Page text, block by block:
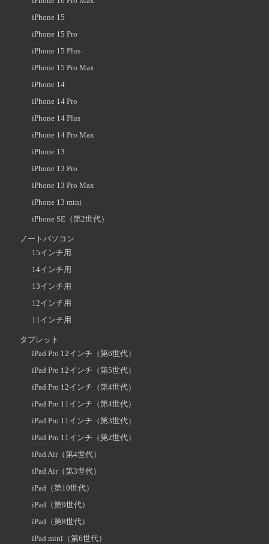
iPhone 15
iPhone 15 Pro
iPhone 15 Plus
iPhone 15 Pro Max
iPhone 14
iPhone 14 Pro
iPhone 14 Plus
iPhone 14 Pro Max
iPhone 13
iPhone 13 Pro
iPhone 13 Pro Max
iPhone 13 mini
iPhone SE（第2世代）
ノートパソコン
15インチ用
14インチ用
13インチ用
12インチ用
11インチ用
タブレット
iPad Pro 12インチ（第6世代）
iPad Pro 12インチ（第5世代）
iPad Pro 12インチ（第4世代）
iPad Pro 11インチ（第4世代）
iPad Pro 11インチ（第3世代）
iPad Pro 11インチ（第2世代）
iPad Air（第4世代）
iPad Air（第3世代）
iPad（第10世代）
iPad（第9世代）
iPad（第8世代）
iPad mini（第6世代）